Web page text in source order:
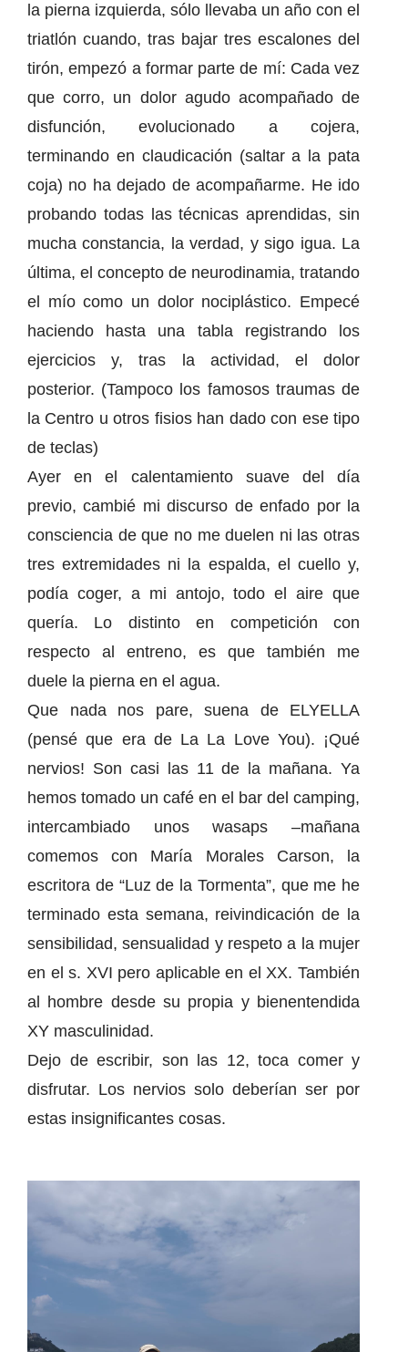
la pierna izquierda, sólo llevaba un año con el
triatlón cuando, tras bajar tres escalones del
tirón, empezó a formar parte de mí: Cada vez
que corro, un dolor agudo acompañado de
disfunción, evolucionado a cojera,
terminando en claudicación (saltar a la pata
coja) no ha dejado de acompañarme. He ido
probando todas las técnicas aprendidas, sin
mucha constancia, la verdad, y sigo igua. La
última, el concepto de neurodinamia, tratando
el mío como un dolor nociplástico. Empecé
haciendo hasta una tabla registrando los
ejercicios y, tras la actividad, el dolor
posterior. (Tampoco los famosos traumas de
la Centro u otros fisios han dado con ese tipo
de teclas)
Ayer en el calentamiento suave del día
previo, cambié mi discurso de enfado por la
consciencia de que no me duelen ni las otras
tres extremidades ni la espalda, el cuello y,
podía coger, a mi antojo, todo el aire que
quería. Lo distinto en competición con
respecto al entreno, es que también me
duele la pierna en el agua.
Que nada nos pare, suena de ELYELLA
(pensé que era de La La Love You). ¡Qué
nervios! Son casi las 11 de la mañana. Ya
hemos tomado un café en el bar del camping,
intercambiado unos wasaps –mañana
comemos con María Morales Carson, la
escritora de “Luz de la Tormenta”, que me he
terminado esta semana, reivindicación de la
sensibilidad, sensualidad y respeto a la mujer
en el s. XVI pero aplicable en el XX. También
al hombre desde su propia y bienentendida
XY masculinidad.
Dejo de escribir, son las 12, toca comer y
disfrutar. Los nervios solo deberían ser por
estas insignificantes cosas.